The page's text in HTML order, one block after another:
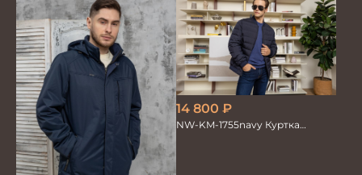
14 800 ₽
NW-KM-1755navy Куртка